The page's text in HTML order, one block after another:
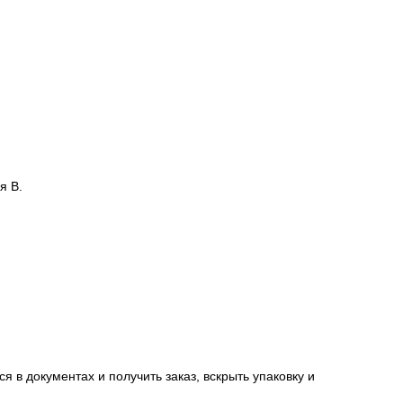
В.
в документах и получить заказ, вскрыть упаковку и